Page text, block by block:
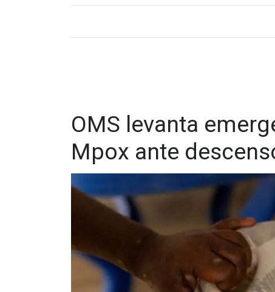
OMS levanta
Mpox ante